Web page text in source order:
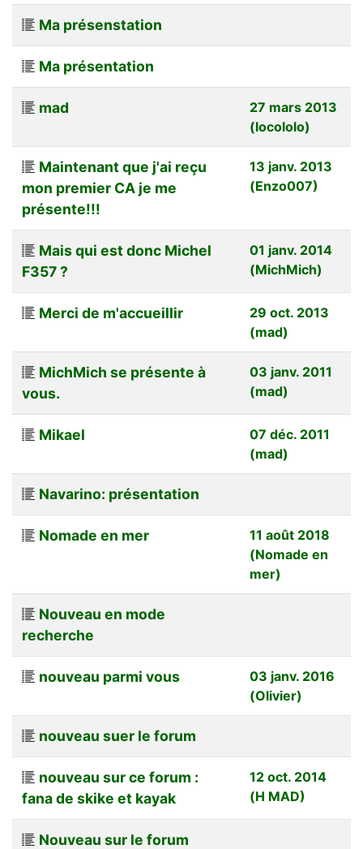
Ma présenstation
Ma présentation
mad
27 mars 2013
(locololo)
Maintenant que j'ai reçu
mon premier CA je me
présente!!!
13 janv. 2013
(Enzo007)
Mais qui est donc Michel
F357 ?
01 janv. 2014
(MichMich)
Merci de m'accueillir
29 oct. 2013
(mad)
MichMich se présente à
vous.
03 janv. 2011
(mad)
Mikael
07 déc. 2011
(mad)
Navarino: présentation
Nomade en mer
11 août 2018
(Nomade en
mer)
Nouveau en mode
recherche
nouveau parmi vous
03 janv. 2016
(Olivier)
nouveau suer le forum
nouveau sur ce forum :
fana de skike et kayak
12 oct. 2014
(H MAD)
Nouveau sur le forum